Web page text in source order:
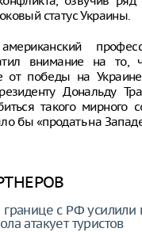
статус Украины.
внимание на то,
от победы на
Дональду
такого мирного
бы «продать на
границе с РФ усилили
атакует туристов